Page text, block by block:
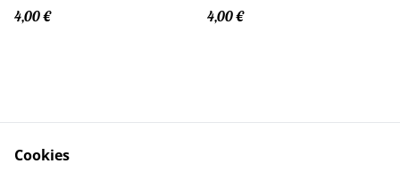
4,00 €
4,00 €
Cookies